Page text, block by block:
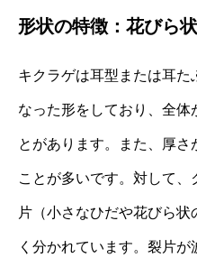
形状の特徴：花びら
キクラゲは耳型または耳
なった形をしており、全体
とがあります。また、厚さ
ことが多いです。対して
片（小さなひだや花びら
く分かれています。裂片